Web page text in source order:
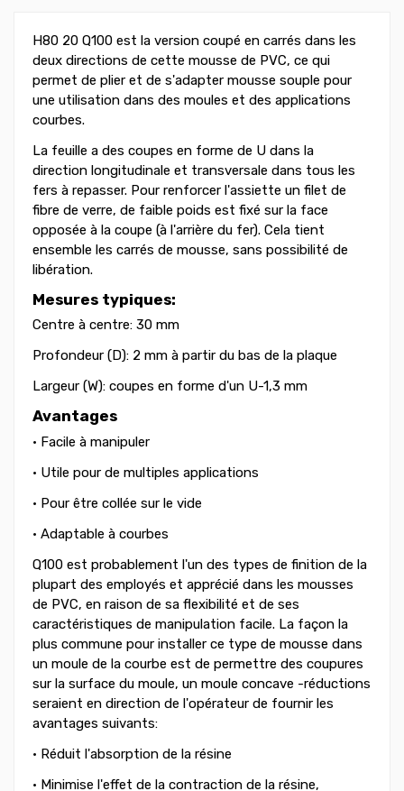
H80 20 Q100 est la version coupé en carrés dans les
deux directions de cette mousse de PVC, ce qui
permet de plier et de s'adapter mousse souple pour
une utilisation dans des moules et des applications
courbes.
La feuille a des coupes en forme de U dans la
direction longitudinale et transversale dans tous les
fers à repasser. Pour renforcer l'assiette un filet de
fibre de verre, de faible poids est fixé sur la face
opposée à la coupe (à l'arrière du fer). Cela tient
ensemble les carrés de mousse, sans possibilité de
libération.
Mesures typiques:
Centre à centre: 30 mm
Profondeur (D): 2 mm à partir du bas de la plaque
Largeur (W): coupes en forme d'un U-1,3 mm
Avantages
• Facile à manipuler
• Utile pour de multiples applications
• Pour être collée sur le vide
• Adaptable à courbes
Q100 est probablement l'un des types de finition de la
plupart des employés et apprécié dans les mousses
de PVC, en raison de sa flexibilité et de ses
caractéristiques de manipulation facile. La façon la
plus commune pour installer ce type de mousse dans
un moule de la courbe est de permettre des coupures
sur la surface du moule, un moule concave -réductions
seraient en direction de l'opérateur de fournir les
avantages suivants:
• Réduit l'absorption de la résine
• Minimise l'effet de la contraction de la résine,